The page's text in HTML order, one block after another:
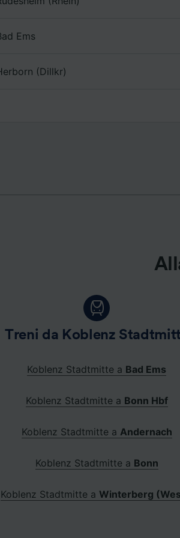
Ems
(Dillkr)
Treni da Koblenz
Koblenz Stadtmitte a Bad Ems
Koblenz Stadtmitte a Bonn Hbf
Koblenz Stadtmitte a Andernach
Koblenz Stadtmitte a Bonn
Koblenz Stadtmitte a Winterberg